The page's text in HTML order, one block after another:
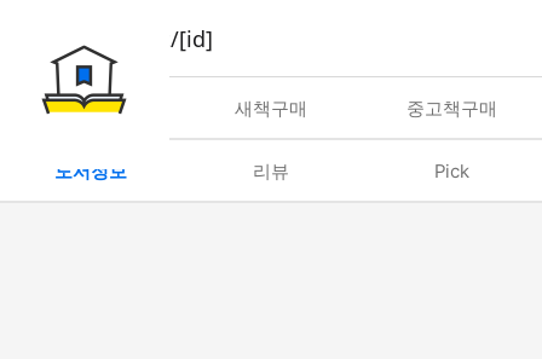
book/rent/[id]
대여 새책구매 중고책구매
도서정보 리뷰 Pick